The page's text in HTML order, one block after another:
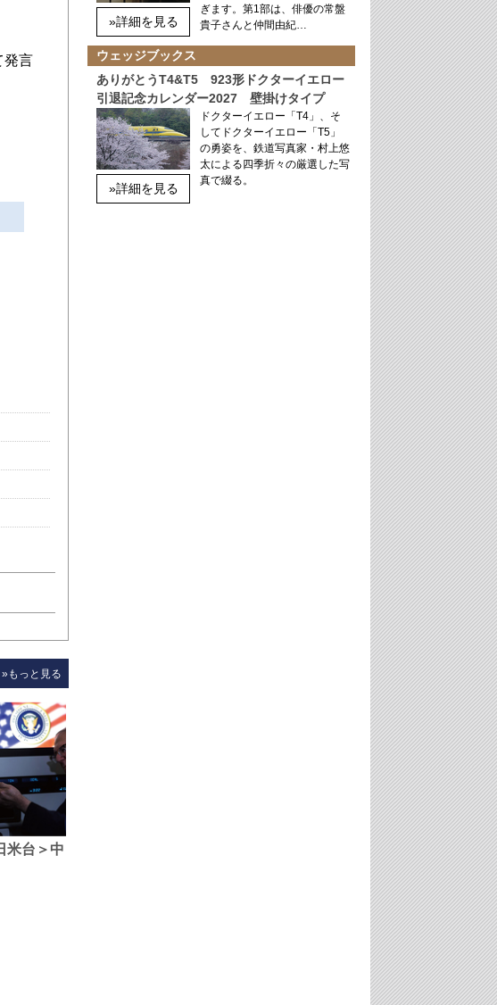
発言
»もっと見る
米台＞中
»詳細を見る
ぎます。第1部は、俳優の常盤
貴子さんと仲間由紀…
ウェッジブックス
ありがとうT4&T5 923形ドクターイエロー
引退記念カレンダー2027 壁掛けタイプ
»詳細を見る
ドクターイエロー「T4」、そ
してドクターイエロー「T5」
の勇姿を、鉄道写真家・村上悠
太による四季折々の厳選した写
真で綴る。